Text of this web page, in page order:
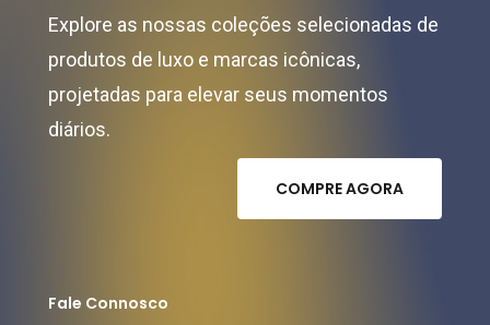
Explore as nossas coleções selecionadas de
produtos de luxo e marcas icônicas,
projetadas para elevar seus momentos
diários.
COMPREAGORA
Fale Connosco